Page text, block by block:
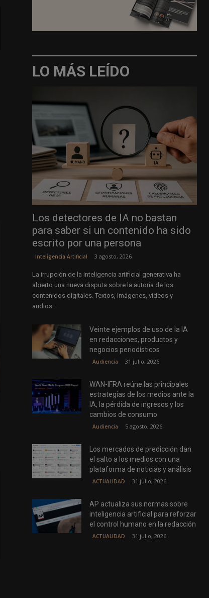
LO MÁS LEÍDO
Los detectores de IA no bastan
para saber si un contenido ha sido
escrito por una persona
Inteligencia Artificial 3 agosto, 2026
La irrupción de la inteligencia artificial generativa ha
abierto una nueva disputa sobre la autoría de los
contenidos digitales. Textos, imágenes, vídeos y
audios...
Veinte ejemplos de uso de la IA
en redacciones, productos y
negocios periodísticos
Audiencia 31 julio, 2026
WAN-IFRA reúne las principales
estrategias de los medios ante la
IA, la pérdida de ingresos y los
cambios de consumo
Audiencia 5 agosto, 2026
Los mercados de predicción dan
el salto a los medios con una
plataforma de noticias y análisis
ACTUALIDAD 31 julio, 2026
AP actualiza sus normas sobre
inteligencia artificial para reforzar
el control humano en la redacción
ACTUALIDAD 31 julio, 2026